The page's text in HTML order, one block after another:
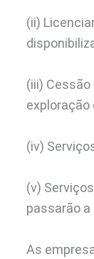
(ii)
(iii)
exploração
(iv)
(v)
passarão
As